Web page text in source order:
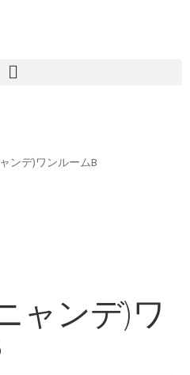
ンデ)ワンルームB
ャンデ)ワ